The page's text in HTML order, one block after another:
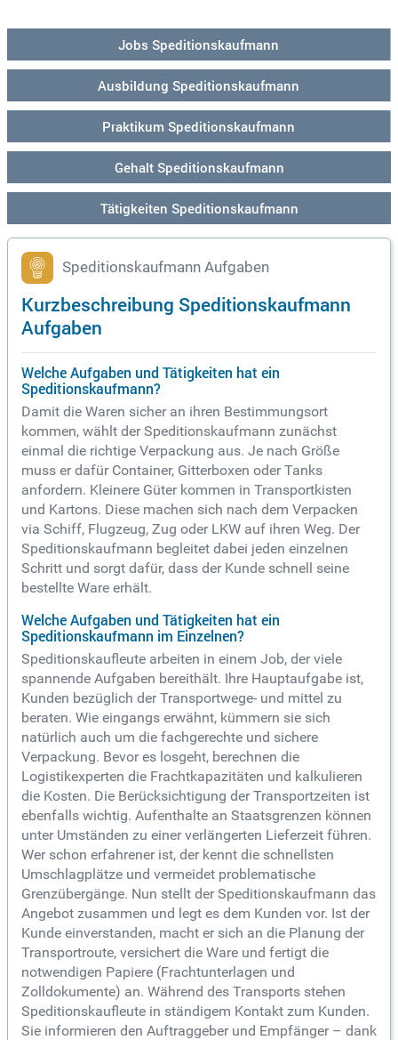
Jobs Speditionskaufmann
Ausbildung Speditionskaufmann
Praktikum Speditionskaufmann
Gehalt Speditionskaufmann
Tätigkeiten Speditionskaufmann
Speditionskaufmann Aufgaben
Kurzbeschreibung Speditionskaufmann
Aufgaben
Welche Aufgaben und Tätigkeiten hat ein
Speditionskaufmann?
Damit die Waren sicher an ihren Bestimmungsort
kommen, wählt der Speditionskaufmann zunächst
einmal die richtige Verpackung aus. Je nach Größe
muss er dafür Container, Gitterboxen oder Tanks
anfordern. Kleinere Güter kommen in Transportkisten
und Kartons. Diese machen sich nach dem Verpacken
via Schiff, Flugzeug, Zug oder LKW auf ihren Weg. Der
Speditionskaufmann begleitet dabei jeden einzelnen
Schritt und sorgt dafür, dass der Kunde schnell seine
bestellte Ware erhält.
Welche Aufgaben und Tätigkeiten hat ein
Speditionskaufmann im Einzelnen?
Speditionskaufleute arbeiten in einem Job, der viele
spannende Aufgaben bereithält. Ihre Hauptaufgabe ist,
Kunden bezüglich der Transportwege- und mittel zu
beraten. Wie eingangs erwähnt, kümmern sie sich
natürlich auch um die fachgerechte und sichere
Verpackung. Bevor es losgeht, berechnen die
Logistikexperten die Frachtkapazitäten und kalkulieren
die Kosten. Die Berücksichtigung der Transportzeiten ist
ebenfalls wichtig. Aufenthalte an Staatsgrenzen können
unter Umständen zu einer verlängerten Lieferzeit führen.
Wer schon erfahrener ist, der kennt die schnellsten
Umschlagplätze und vermeidet problematische
Grenzübergänge. Nun stellt der Speditionskaufmann das
Angebot zusammen und legt es dem Kunden vor. Ist der
Kunde einverstanden, macht er sich an die Planung der
Transportroute, versichert die Ware und fertigt die
notwendigen Papiere (Frachtunterlagen und
Zolldokumente) an. Während des Transports stehen
Speditionskaufleute in ständigem Kontakt zum Kunden.
Sie informieren den Auftraggeber und Empfänger – dank